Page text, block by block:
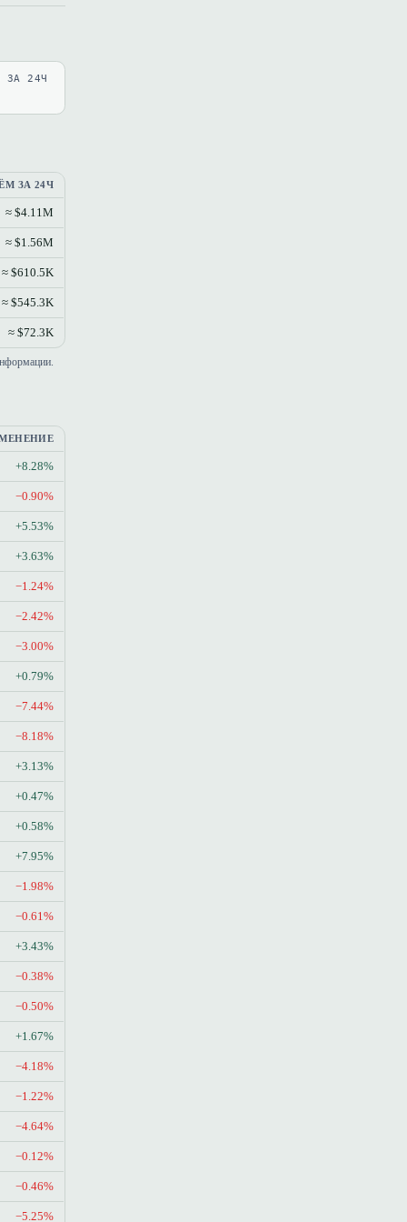
ЗА 24Ч
ЗА 24Ч
≈ $4.11M
≈ $1.56M
≈ $610.5K
≈ $545.3K
≈ $72.3K
+8.28%
−0.90%
+5.53%
+3.63%
−1.24%
−2.42%
−3.00%
+0.79%
−7.44%
−8.18%
+3.13%
+0.47%
+0.58%
+7.95%
−1.98%
−0.61%
+3.43%
−0.38%
−0.50%
+1.67%
−4.18%
−1.22%
−4.64%
−0.12%
−0.46%
−5.25%